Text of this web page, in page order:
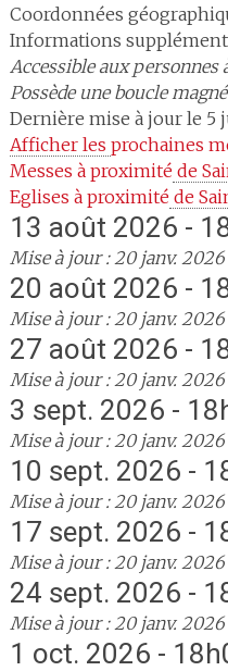
Coordonnées
Informations
Accessible aux
Possède une boucle
Dernière mise à jour le 5
Afficher les prochaines
Messes à proximité de
Eglises à proximité de
13 août 2026 -
Mise à jour : 20 janv. 2026
20 août 2026 -
Mise à jour : 20 janv. 2026
27 août 2026 -
Mise à jour : 20 janv. 2026
3 sept. 2026 -
Mise à jour : 20 janv. 2026
10 sept. 2026 -
Mise à jour : 20 janv. 2026
17 sept. 2026 -
Mise à jour : 20 janv. 2026
24 sept. 2026 -
Mise à jour : 20 janv. 2026
1 oct. 2026 -